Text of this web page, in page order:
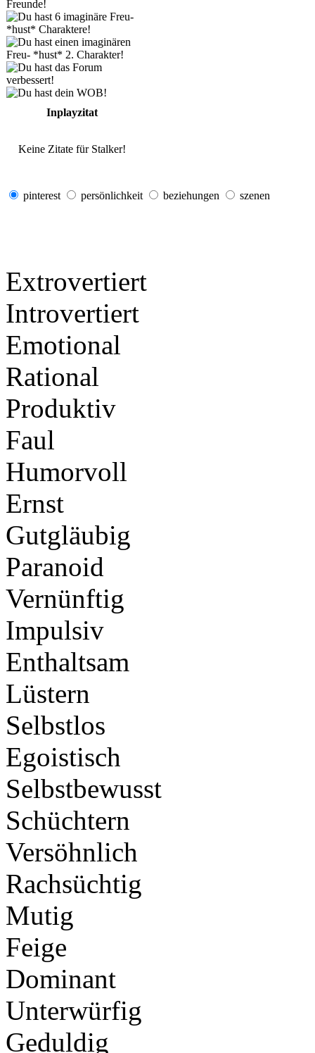
Inplayzitat
Keine Zitate für Stalker!
pinterest persönlichkeit beziehungen szenen
Extrovertiert
Introvertiert
Emotional
Rational
Produktiv
Faul
Humorvoll
Ernst
Gutgläubig
Paranoid
Vernünftig
Impulsiv
Enthaltsam
Lüstern
Selbstlos
Egoistisch
Selbstbewusst
Schüchtern
Versöhnlich
Rachsüchtig
Mutig
Feige
Dominant
Unterwürfig
Geduldig